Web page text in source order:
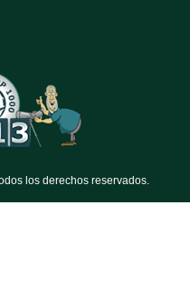
los derechos reservados.